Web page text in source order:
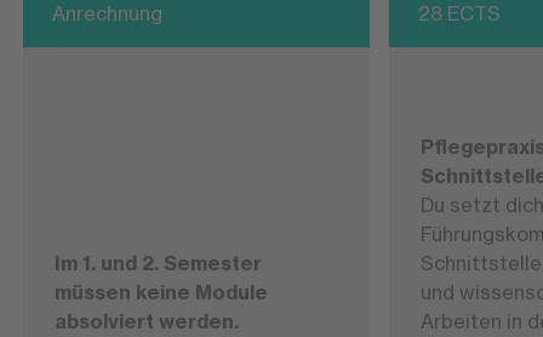
Anrechnung
Im 1. und 2. Semester
müssen keine Module
absolviert werden.
28 ECTS
Du setzt
und
Arbeiten in